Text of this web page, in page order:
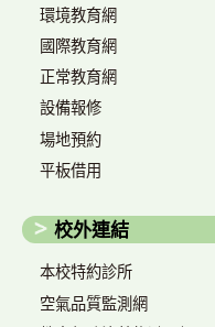
環境教育網
國際教育網
正常教育網
設備報修
場地預約
平板借用
校外連結
本校特約診所
空氣品質監測網